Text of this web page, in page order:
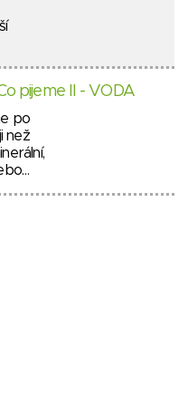
pijeme II - VODA
po
než